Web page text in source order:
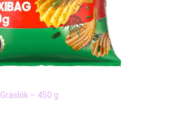
– 450 g